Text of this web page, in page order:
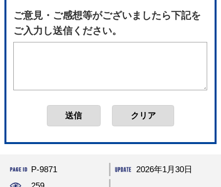
ご意見・ご感想等がございましたら下記を
ご入力し送信ください。
P-9871
2026年1月30日